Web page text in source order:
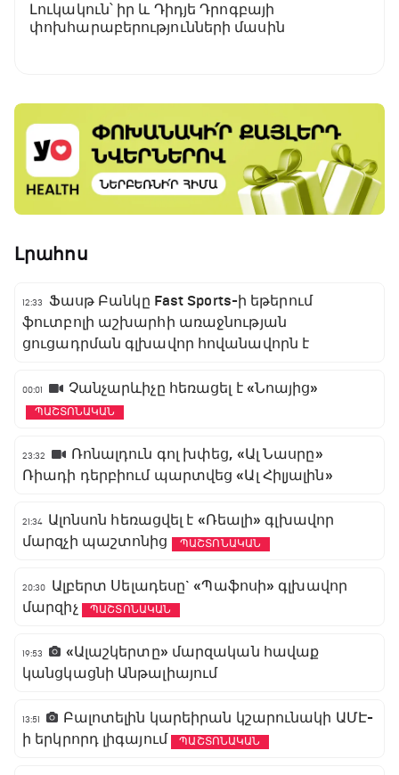
Լուկակուն՝ իր և Դիդյե Դրոգբայի
փոխհարաբերությունների մասին
Լրահոս
12:33
Ֆասթ Բանկը Fast Sports-ի եթերում
ֆուտբոլի աշխարհի առաջնության
ցուցադրման գլխավոր հովանավորն է
00:01 Չանչարևիչը հեռացել է «Նոայից»
ՊԱՇՏՈՆԱԿԱՆ
23:32
Ռոնալդուն գոլ խփեց, «Ալ Նասրը»
Ռիադի դերբիում պարտվեց «Ալ Հիլյալին»
21:34 Ալոնսոն հեռացվել է «Ռեալի» գլխավոր
մարզչի պաշտոնից
ՊԱՇՏՈՆԱԿԱՆ
20:30
Ալբերտ Սելադեսը` «Պաֆոսի» գլխավոր
մարզիչ
ՊԱՇՏՈՆԱԿԱՆ
19:53
«Ալաշկերտը» մարզական հավաք
կանցկացնի Անթալիայում
13:51
Բալոտելին կարեիրան կշարունակի ԱՄԷ-
ի երկրորդ լիգայում
ՊԱՇՏՈՆԱԿԱՆ